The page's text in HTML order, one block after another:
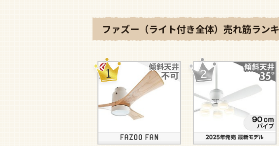
ファズー（ライト付き全体）売れ筋ラン